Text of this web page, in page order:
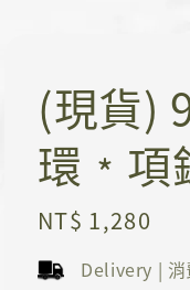
(現貨)
環﹡項
Regular
price
NT$ 1,280
Delivery | 消